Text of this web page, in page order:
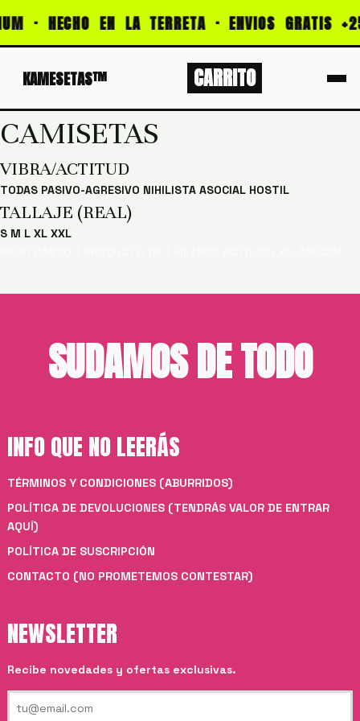
· HECHO EN LA TERRETA · ENVIOS GRATIS
PROMOCIONES: CALIDAD PREMIUM · HECHO EN
KAMESETAS™ CARRITO
CAMISETAS
VIBRA/ACTITUD
TODAS PASIVO-AGRESIVO NIHILISTA ASOCIAL HOSTIL
TALLAJE (REAL)
S M L XL XXL
SUDAMOS DE TODO
INFO QUE NO LEERÁS
TÉRMINOS Y CONDICIONES (ABURRIDOS)
POLÍTICA DE DEVOLUCIONES (TENDRÁS VALOR DE ENTRAR
AQUÍ)
POLÍTICA DE SUSCRIPCIÓN
CONTACTO (NO PROMETEMOS CONTESTAR)
NEWSLETTER
Recibe novedades y ofertas exclusivas.